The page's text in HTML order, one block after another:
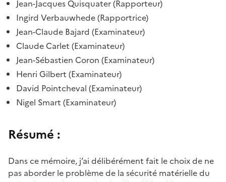
Jean-Jacques Quisquater (Rapporteur)
Ingird Verbauwhede (Rapportrice)
Jean-Claude Bajard (Examinateur)
Claude Carlet (Examinateur)
Jean-Sébastien Coron (Examinateur)
Henri Gilbert (Examinateur)
David Pointcheval (Examinateur)
Nigel Smart (Examinateur)
Résumé :
Dans ce mémoire, j’ai délibérément fait le choix de ne
pas aborder le problème de la sécurité matérielle du